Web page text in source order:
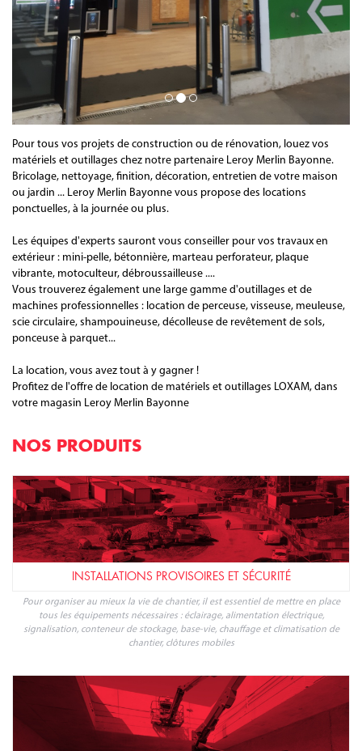
Pour tous vos projets de construction ou de rénovation, louez vos
matériels et outillages chez notre partenaire Leroy Merlin Bayonne.
Bricolage, nettoyage, finition, décoration, entretien de votre maison
ou jardin ... Leroy Merlin Bayonne vous propose des locations
ponctuelles, à la journée ou plus.
Les équipes d'experts sauront vous conseiller pour vos travaux en
extérieur : mini-pelle, bétonnière, marteau perforateur, plaque
vibrante, motoculteur, débroussailleuse ....
Vous trouverez également une large gamme d'outillages et de
machines professionnelles : location de perceuse, visseuse, meuleuse,
scie circulaire, shampouineuse, décolleuse de revêtement de sols,
ponceuse à parquet...
La location, vous avez tout à y gagner !
Profitez de l'offre de location de matériels et outillages LOXAM, dans
votre magasin Leroy Merlin Bayonne
NOS PRODUITS
INSTALLATIONS PROVISOIRES ET SÉCURITÉ
Pour organiser au mieux la vie de chantier, il est essentiel de mettre en place
tous les équipements nécessaires : éclairage, alimentation électrique,
signalisation, conteneur de stockage, base-vie, chauffage et climatisation de
chantier, clôtures mobiles